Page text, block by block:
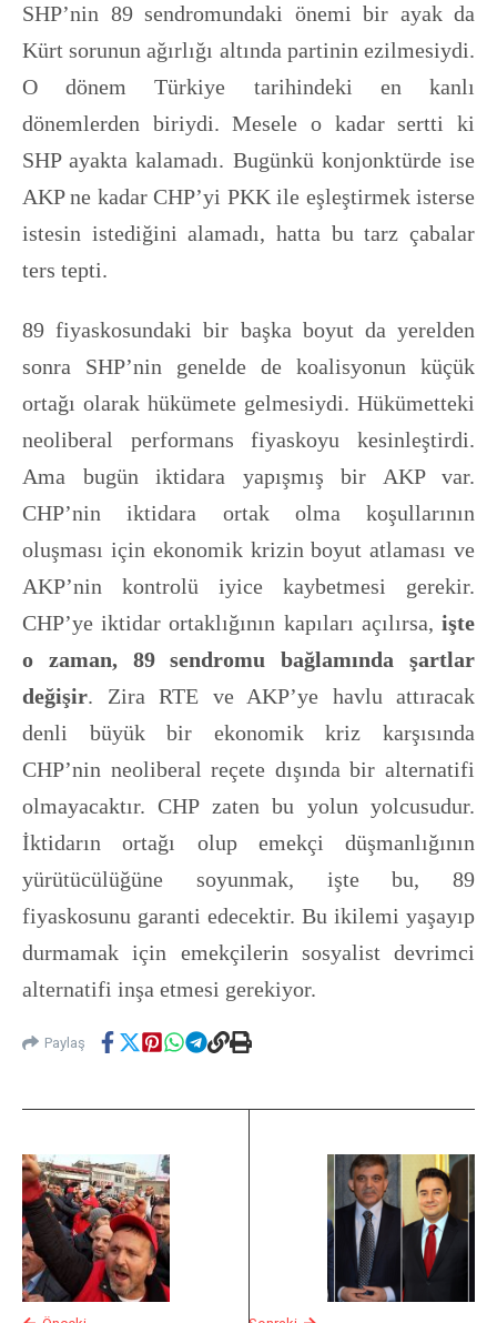
SHP’nin 89 sendromundaki önemi bir ayak da
Kürt sorunun ağırlığı altında partinin ezilmesiydi.
O dönem Türkiye tarihindeki en kanlı
dönemlerden biriydi. Mesele o kadar sertti ki
SHP ayakta kalamadı. Bugünkü konjonktürde ise
AKP ne kadar CHP’yi PKK ile eşleştirmek isterse
istesin istediğini alamadı, hatta bu tarz çabalar
ters tepti.
89 fiyaskosundaki bir başka boyut da yerelden
sonra SHP’nin genelde de koalisyonun küçük
ortağı olarak hükümete gelmesiydi. Hükümetteki
neoliberal performans fiyaskoyu kesinleştirdi.
Ama bugün iktidara yapışmış bir AKP var.
CHP’nin iktidara ortak olma koşullarının
oluşması için ekonomik krizin boyut atlaması ve
AKP’nin kontrolü iyice kaybetmesi gerekir.
CHP’ye iktidar ortaklığının kapıları açılırsa, işte
o zaman, 89 sendromu bağlamında şartlar
değişir. Zira RTE ve AKP’ye havlu attıracak
denli büyük bir ekonomik kriz karşısında
CHP’nin neoliberal reçete dışında bir alternatifi
olmayacaktır. CHP zaten bu yolun yolcusudur.
İktidarın ortağı olup emekçi düşmanlığının
yürütücülüğüne soyunmak, işte bu, 89
fiyaskosunu garanti edecektir. Bu ikilemi yaşayıp
durmamak için emekçilerin sosyalist devrimci
alternatifi inşa etmesi gerekiyor.
Paylaş